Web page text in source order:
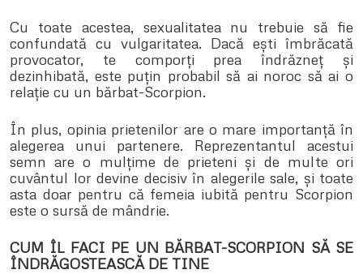
Cu toate acestea, sexualitatea nu trebuie să fie
confundată cu vulgaritatea. Dacă ești îmbrăcată
provocator, te comporți prea îndrăzneț și
dezinhibată, este puțin probabil să ai noroc să ai o
relație cu un bărbat-Scorpion.
În plus, opinia prietenilor are o mare importanță în
alegerea unui partenere. Reprezentantul acestui
semn are o mulțime de prieteni și de multe ori
cuvântul lor devine decisiv în alegerile sale, și toate
asta doar pentru că femeia iubită pentru Scorpion
este o sursă de mândrie.
CUM ÎL FACI PE UN BĂRBAT-SCORPION SĂ SE
ÎNDRĂGOSTEASCĂ DE TINE